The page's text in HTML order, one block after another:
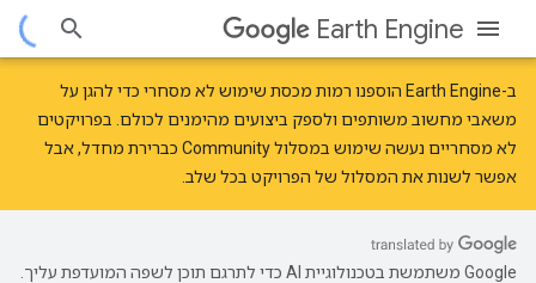
Earth Engine
ב-Earth Engine הוספנו רמות מכסת שימוש לא מסחרי כדי להגן על
משאבי מחשוב משותפים ולספק ביצועים מהימנים לכולם. בפרויקטים
לא מסחריים נעשה שימוש במסלול Community כברירת מחדל, אבל
אפשר לשנות את המסלול של הפרויקט בכל שלב.
‫Google משתמשת בטכנולוגיית AI כדי לתרגם תוכן לשפה המועדפת עליך.